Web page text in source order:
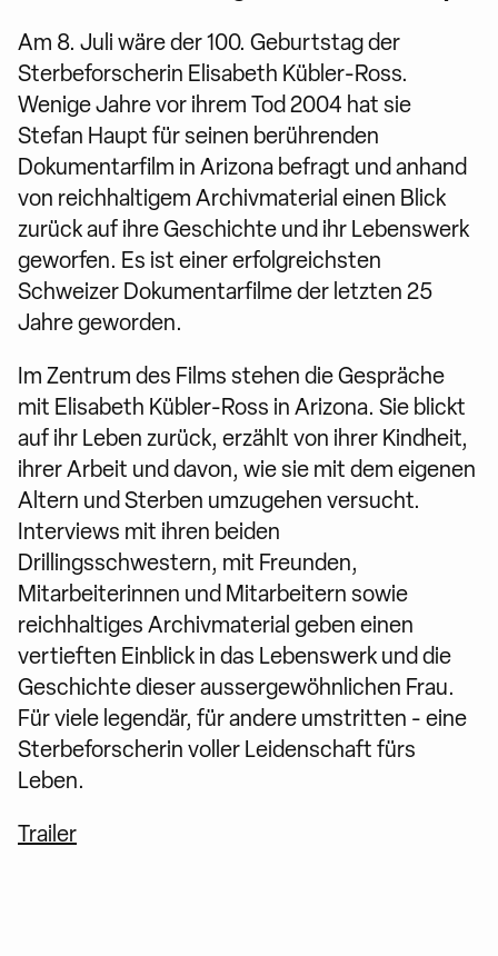
Am 8. Juli wäre der 100. Geburtstag der
Sterbeforscherin Elisabeth Kübler-Ross.
Wenige Jahre vor ihrem Tod 2004 hat sie
Stefan Haupt für seinen berührenden
Dokumentarfilm in Arizona befragt und anhand
von reichhaltigem Archivmaterial einen Blick
zurück auf ihre Geschichte und ihr Lebenswerk
geworfen. Es ist einer erfolgreichsten
Schweizer Dokumentarfilme der letzten 25
Jahre geworden.
Im Zentrum des Films stehen die Gespräche
mit Elisabeth Kübler-Ross in Arizona. Sie blickt
auf ihr Leben zurück, erzählt von ihrer Kindheit,
ihrer Arbeit und davon, wie sie mit dem eigenen
Altern und Sterben umzugehen versucht.
Interviews mit ihren beiden
Drillingsschwestern, mit Freunden,
Mitarbeiterinnen und Mitarbeitern sowie
reichhaltiges Archivmaterial geben einen
vertieften Einblick in das Lebenswerk und die
Geschichte dieser aussergewöhnlichen Frau.
Für viele legendär, für andere umstritten - eine
Sterbeforscherin voller Leidenschaft fürs
Leben.
Trailer